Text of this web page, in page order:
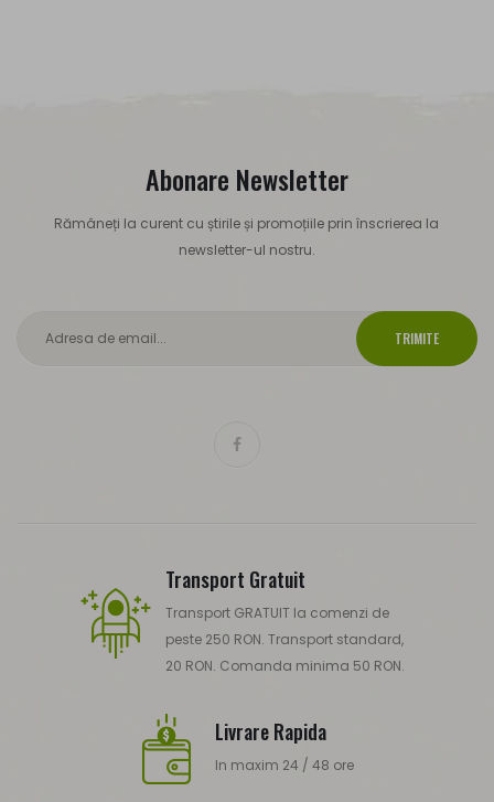
Abonare Newsletter
Rămâneți la curent cu știrile și promoțiile prin înscrierea la
newsletter-ul nostru.
TRIMITE
Transport Gratuit
Transport GRATUIT la comenzi de
peste 250 RON. Transport standard,
20 RON. Comanda minima 50 RON.
Livrare Rapida
In maxim 24 / 48 ore